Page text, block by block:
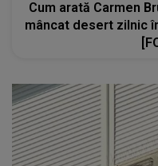
Cum arată Carmen
mâncat desert zilnic